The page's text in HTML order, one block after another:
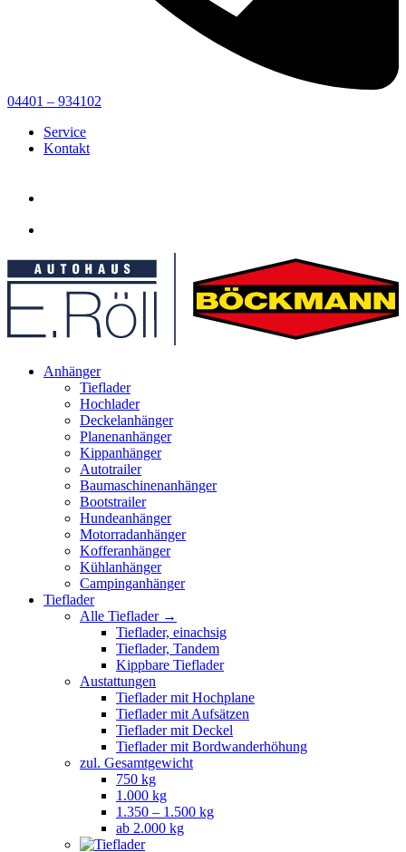
04401 – 934102
Service
Kontakt
Anhänger
Tieflader
Hochlader
Deckelanhänger
Planenanhänger
Kippanhänger
Autotrailer
Baumaschinenanhänger
Bootstrailer
Hundeanhänger
Motorradanhänger
Kofferanhänger
Kühlanhänger
Campinganhänger
Tieflader
Alle Tieflader →
Tieflader, einachsig
Tieflader, Tandem
Kippbare Tieflader
Austattungen
Tieflader mit Hochplane
Tieflader mit Aufsätzen
Tieflader mit Deckel
Tieflader mit Bordwanderhöhung
zul. Gesamtgewicht
750 kg
1.000 kg
1.350 – 1.500 kg
ab 2.000 kg